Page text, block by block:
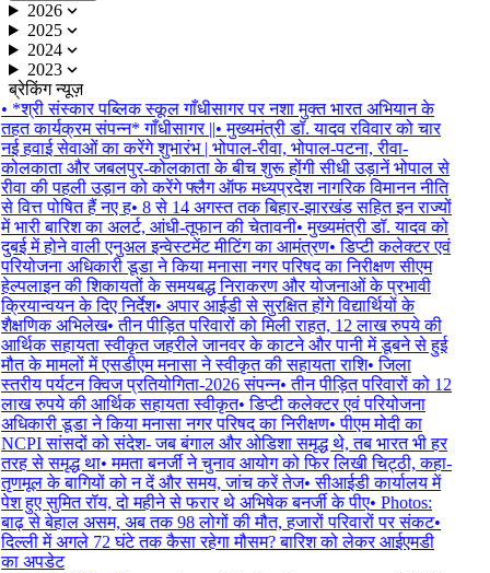
2026
2025
2024
2023
ब्रेकिंग न्यूज़
• *श्री संस्कार पब्लिक स्कूल गाँधीसागर पर नशा मुक्त भारत अभियान के
तहत कार्यक्रम संपन्न* गाँधीसागर ||•मुख्यमंत्री डॉ. यादव रविवार को चार
नई हवाई सेवाओं का करेंगे शुभारंभ | भोपाल-रीवा, भोपाल-पटना, रीवा-
कोलकाता और जबलपुर-कोलकाता के बीच शुरू होंगी सीधी उड़ानें भोपाल से
रीवा की पहली उड़ान को करेंगे फ्लैग ऑफ मध्यप्रदेश नागरिक विमानन नीति
से वित्त पोषित हैं नए ह• 8 से 14 अगस्त तक बिहार-झारखंड सहित इन राज्यों
में भारी बारिश का अलर्ट, आंधी-तूफान की चेतावनी•मुख्यमंत्री डॉ. यादव को
दुबई में होने वाली एनुअल इन्वेस्टमेंट मीटिंग का आमंत्रण•डिप्टी कलेक्टर एवं
परियोजना अधिकारी डूडा ने किया मनासा नगर परिषद का निरीक्षण सीएम
हेल्पलाइन की शिकायतों के समयबद्ध निराकरण और योजनाओं के प्रभावी
क्रियान्वयन के दिए निर्देश• अपार आईडी से सुरक्षित होंगे विद्यार्थियों के
शैक्षणिक अभिलेख•तीन पीड़ित परिवारों को मिली राहत, 12 लाख रुपये की
आर्थिक सहायता स्वीकृत जहरीले जानवर के काटने और पानी में डूबने से हुई
मौत के मामलों में एसडीएम मनासा ने स्वीकृत की सहायता राशि•जिला
स्तरीय पर्यटन क्विज प्रतियोगिता-2026 संपन्न•तीन पीड़ित परिवारों को 12
लाख रुपये की आर्थिक सहायता स्वीकृत•डिप्टी कलेक्टर एवं परियोजना
अधिकारी डूडा ने किया मनासा नगर परिषद का निरीक्षण•पीएम मोदी का
NCPI सांसदों को संदेश- जब बंगाल और ओडिशा समृद्ध थे, तब भारत भी हर
तरह से समृद्ध था•ममता बनर्जी ने चुनाव आयोग को फिर लिखी चिट्ठी, कहा-
तृणमूल के बागियों को न दें और समय, जांच करें तेज•सीआईडी ​​कार्यालय में
पेश हुए सुमित रॉय, दो महीने से फरार थे अभिषेक बनर्जी के पीए• Photos:
बाढ़ से बेहाल असम, अब तक 98 लोगों की मौत, हजारों परिवारों पर संकट•
दिल्ली में अगले 72 घंटे तक कैसा रहेगा मौसम? बारिश को लेकर आईएमडी
का अपडेट